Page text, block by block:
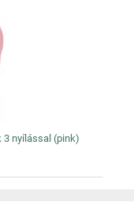
3 nyílással (pink)